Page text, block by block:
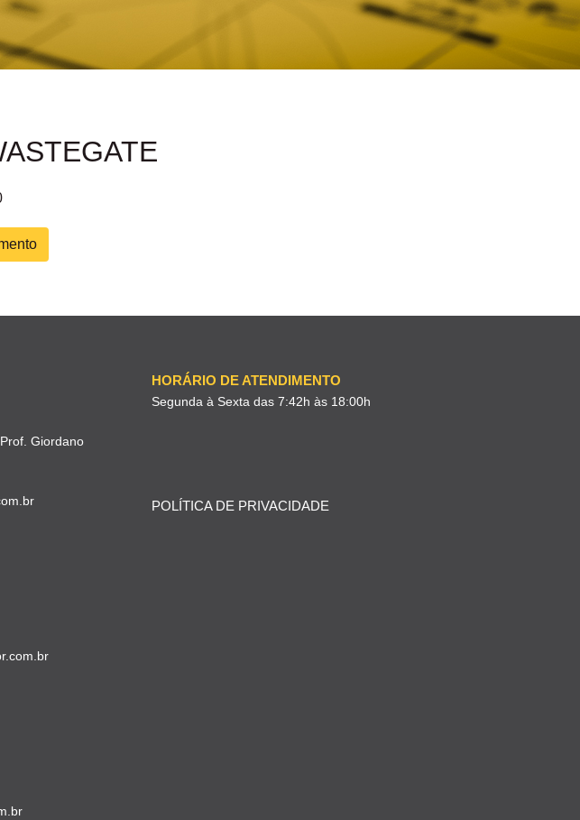
Giordano
HORÁRIO DE ATENDIMENTO
Segunda à Sexta das 7:42h às 18:00h
POLÍTICA DE PRIVACIDADE